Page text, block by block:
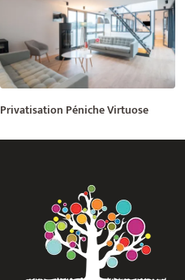
Privatisation Péniche Virtuose